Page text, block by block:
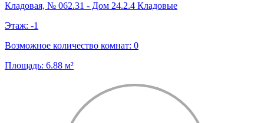
Кладовая, № 062.31 - Дом 24.2.4 Кладовые
Этаж: -1
Возможное количество комнат: 0
Площадь: 6.88 м²